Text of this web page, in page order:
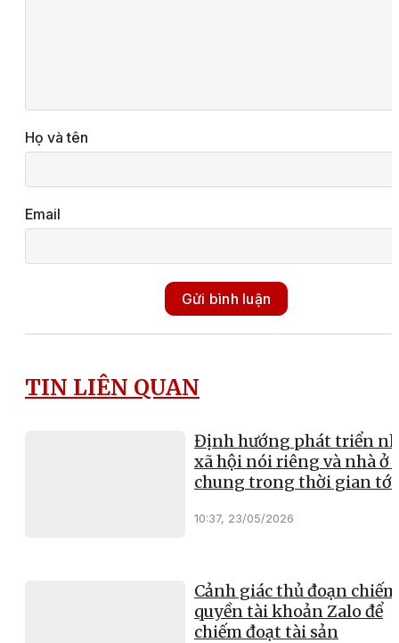
Họ và tên
Email
Gửi bình luận
TIN LIÊN QUAN
Định hướng phát triển
xã hội nói riêng và nhà ở
chung trong thời gian tới
10:37, 23/05/2026
Cảnh giác thủ đoạn chiếm
quyền tài khoản Zalo để
chiếm đoạt tài sản